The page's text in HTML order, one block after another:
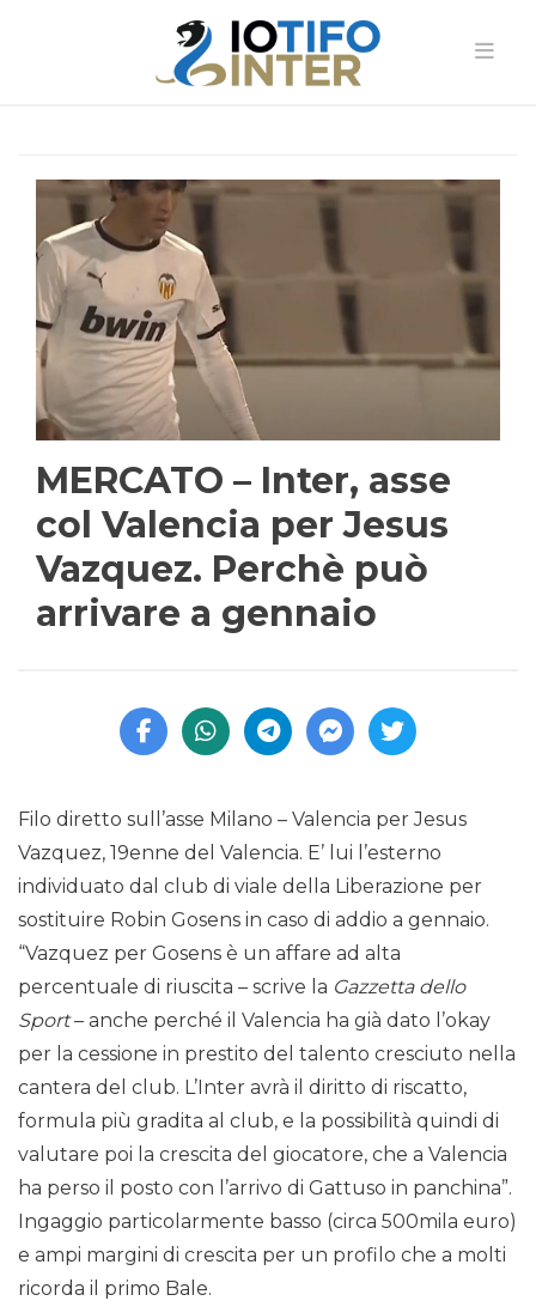
MERCATO – Inter, asse
col Valencia per Jesus
Vazquez. Perchè può
arrivare a gennaio
Filo diretto sull’asse Milano – Valencia per Jesus
Vazquez, 19enne del Valencia. E’ lui l’esterno
individuato dal club di viale della Liberazione per
sostituire Robin Gosens in caso di addio a gennaio.
“Vazquez per Gosens è un affare ad alta
percentuale di riuscita – scrive la Gazzetta dello
Sport– anche perché il Valencia ha già dato l’okay
per la cessione in prestito del talento cresciuto nella
cantera del club. L’Inter avrà il diritto di riscatto,
formula più gradita al club, e la possibilità quindi di
valutare poi la crescita del giocatore, che a Valencia
ha perso il posto con l’arrivo di Gattuso in panchina”.
Ingaggio particolarmente basso (circa 500mila euro)
e ampi margini di crescita per un profilo che a molti
ricorda il primo Bale.